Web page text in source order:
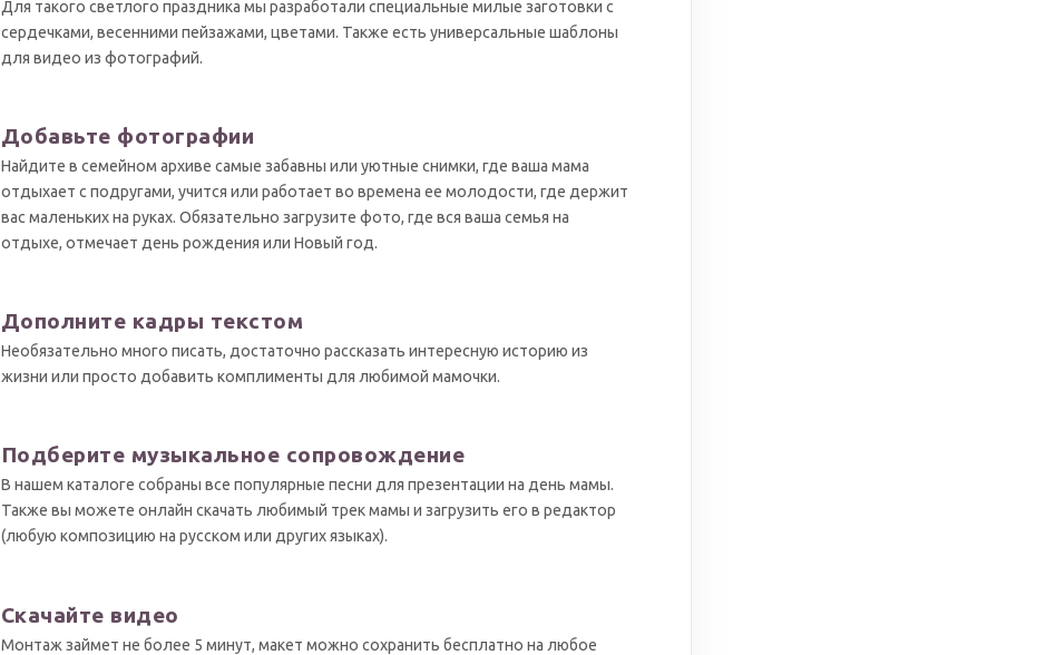
Для такого светлого праздника мы разработали специальные милые заготовки с
сердечками, весенними пейзажами, цветами. Также есть универсальные шаблоны
для видео из фотографий.
Добавьте фотографии
Найдите в семейном архиве самые забавны или уютные снимки, где ваша мама
отдыхает с подругами, учится или работает во времена ее молодости, где держит
вас маленьких на руках. Обязательно загрузите фото, где вся ваша семья на
отдыхе, отмечает день рождения или Новый год.
Дополните кадры текстом
Необязательно много писать, достаточно рассказать интересную историю из
жизни или просто добавить комплименты для любимой мамочки.
Подберите музыкальное сопровождение
В нашем каталоге собраны все популярные песни для презентации на день мамы.
Также вы можете онлайн скачать любимый трек мамы и загрузить его в редактор
(любую композицию на русском или других языках).
Скачайте видео
Монтаж займет не более 5 минут, макет можно сохранить бесплатно на любое